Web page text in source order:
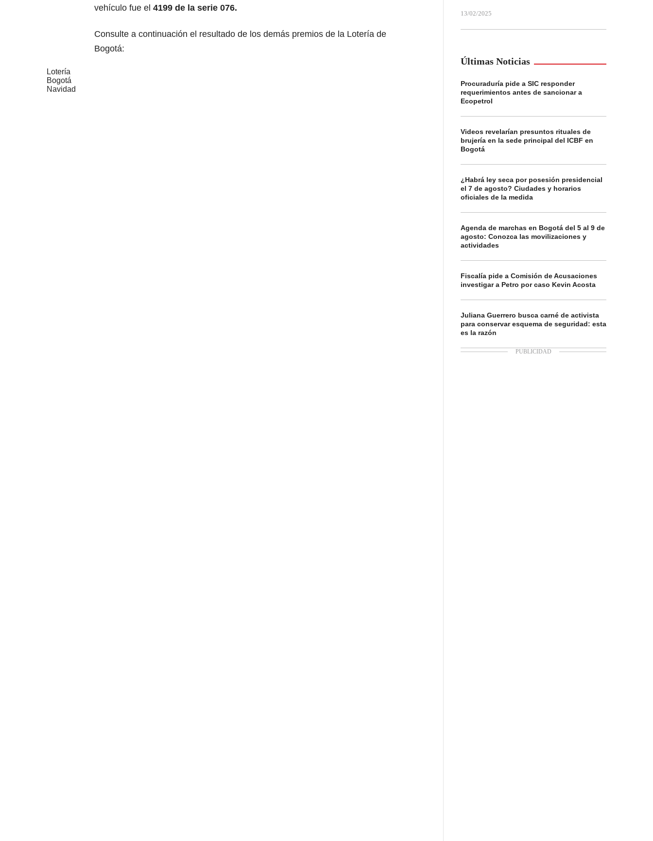
vehículo fue el 4199 de la serie 076.
Consulte a continuación el resultado de los demás premios de la Lotería de
Bogotá:
Lotería
Bogotá
Navidad
13/02/2025
Últimas Noticias
Procuraduría pide a SIC responder
requerimientos antes de sancionar a
Ecopetrol
Videos revelarían presuntos rituales de
brujería en la sede principal del ICBF en
Bogotá
¿Habrá ley seca por posesión presidencial
el 7 de agosto? Ciudades y horarios
oficiales de la medida
Agenda de marchas en Bogotá del 5 al 9 de
agosto: Conozca las movilizaciones y
actividades
Fiscalía pide a Comisión de Acusaciones
investigar a Petro por caso Kevin Acosta
Juliana Guerrero busca carné de activista
para conservar esquema de seguridad: esta
es la razón